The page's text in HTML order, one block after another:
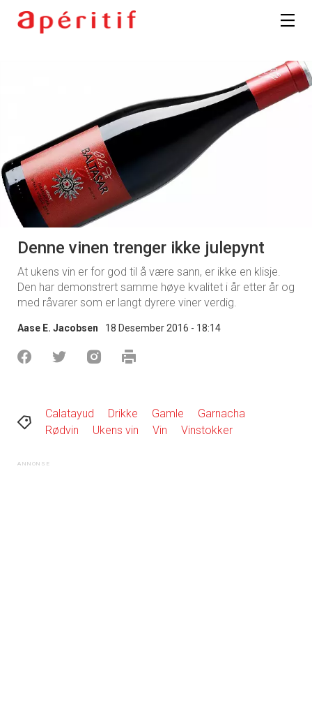
Denne vinen trenger ikke julepynt
At ukens vin er for god til å være sann, er ikke en klisje.
Den har demonstrert samme høye kvalitet i år etter år og
med råvarer som er langt dyrere viner verdig.
Aase E. Jacobsen 18 Desember 2016 - 18:14
Calatayud Drikke Gamle
Garnacha
Rødvin
Ukens vin Vin Vinstokker